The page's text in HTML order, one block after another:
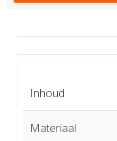
Inhoud
Materiaal